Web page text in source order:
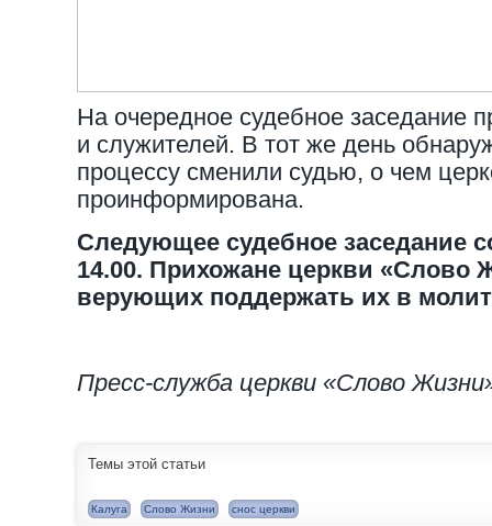
На очередное судебное заседание
и служителей. В тот же день
процессу сменили судью, о чем
проинформирована.
Следующее судебное заседание
14.00. Прихожане церкви «Слово
верующих поддержать их в
Пресс-служба церкви «Слово
Темы этой статьи
Калуга Слово Жизни снос церкви